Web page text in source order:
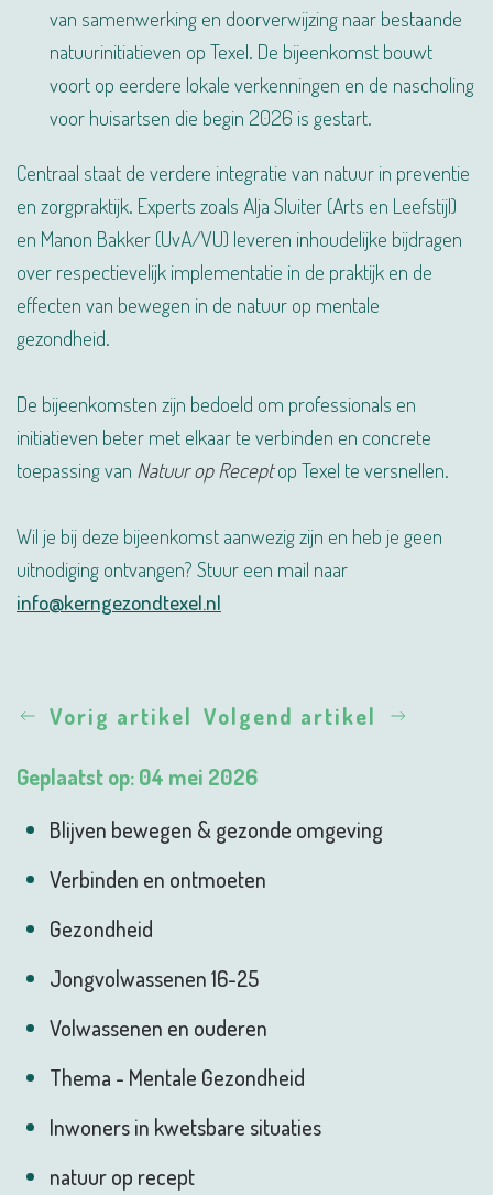
van samenwerking en doorverwijzing naar bestaande
natuurinitiatieven op Texel. De bijeenkomst bouwt
voort op eerdere lokale verkenningen en de nascholing
voor huisartsen die begin 2026 is gestart.
Centraal staat de verdere integratie van natuur in preventie
en zorgpraktijk. Experts zoals Alja Sluiter (Arts en Leefstijl)
en Manon Bakker (UvA/VU) leveren inhoudelijke bijdragen
over respectievelijk implementatie in de praktijk en de
effecten van bewegen in de natuur op mentale
gezondheid.
De bijeenkomsten zijn bedoeld om professionals en
initiatieven beter met elkaar te verbinden en concrete
toepassing van Natuur op Receptop Texel te versnellen.
Wil je bij deze bijeenkomst aanwezig zijn en heb je geen
uitnodiging ontvangen? Stuur een mail naar
info@kerngezondtexel.nl
Vorig artikel Volgend artikel
Geplaatst op: 04 mei 2026
Blijven bewegen & gezonde omgeving
Verbinden en ontmoeten
Gezondheid
Jongvolwassenen 16-25
Volwassenen en ouderen
Thema - Mentale Gezondheid
Inwoners in kwetsbare situaties
natuur op recept